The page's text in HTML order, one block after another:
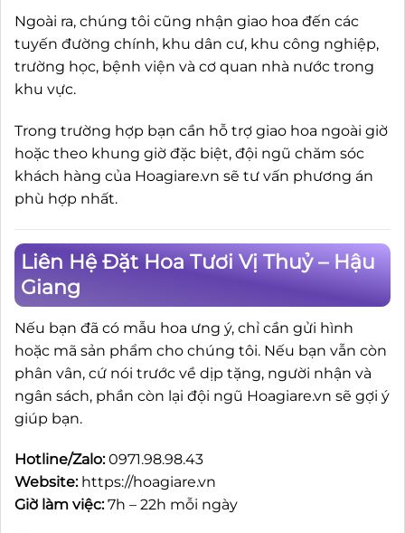
Ngoài ra, chúng tôi cũng nhận giao hoa đến các
tuyến đường chính, khu dân cư, khu công nghiệp,
trường học, bệnh viện và cơ quan nhà nước trong
khu vực.
Trong trường hợp bạn cần hỗ trợ giao hoa ngoài giờ
hoặc theo khung giờ đặc biệt, đội ngũ chăm sóc
khách hàng của Hoagiare.vn sẽ tư vấn phương án
phù hợp nhất.
Liên Hệ Đặt Hoa Tươi Vị Thuỷ – Hậu
Giang
Nếu bạn đã có mẫu hoa ưng ý, chỉ cần gửi hình
hoặc mã sản phẩm cho chúng tôi. Nếu bạn vẫn còn
phân vân, cứ nói trước về dịp tặng, người nhận và
ngân sách, phần còn lại đội ngũ Hoagiare.vn sẽ gợi ý
giúp bạn.
Hotline/Zalo:0971.98.98.43
Website: https://hoagiare.vn
Giờ làm việc:7h – 22h mỗi ngày